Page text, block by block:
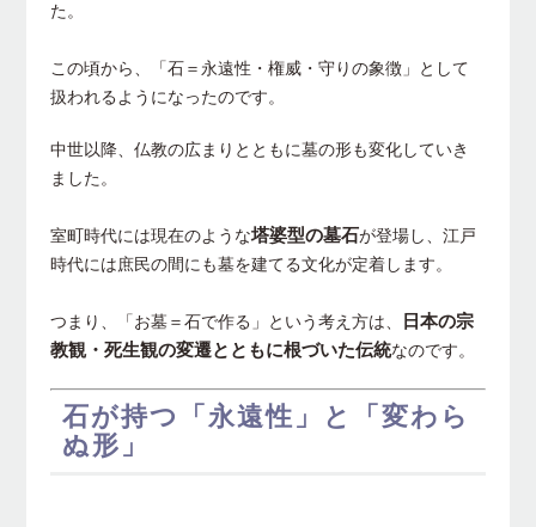
た。
この頃から、「石＝永遠性・権威・守りの象徴」として
扱われるようになったのです。
中世以降、仏教の広まりとともに墓の形も変化していき
ました。
室町時代には現在のような塔婆型の墓石が登場し、江戸
時代には庶民の間にも墓を建てる文化が定着します。
つまり、「お墓＝石で作る」という考え方は、
日本の宗
教観・死生観の変遷とともに根づいた伝統なのです。
石が持つ「永遠性」と「変わら
ぬ形」